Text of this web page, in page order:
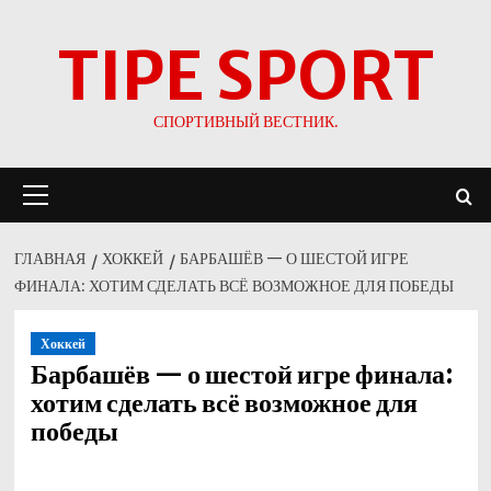
TIPE SPORT
СПОРТИВНЫЙ ВЕСТНИК.
меню
ГЛАВНАЯ ХОККЕЙ
БАРБАШЁВ — О ШЕСТОЙ ИГРЕ
ФИНАЛА: ХОТИМ СДЕЛАТЬ ВСЁ ВОЗМОЖНОЕ ДЛЯ ПОБЕДЫ
Хоккей
Барбашёв — о шестой игре финала:
хотим сделать всё возможное для
победы